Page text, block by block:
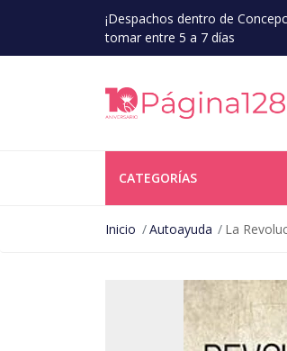
¡Despachos dentro de
tomar entre 5 a 7 días
CATEGORÍAS
Inicio Autoayuda La